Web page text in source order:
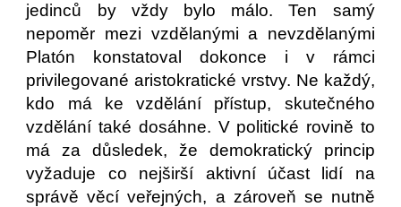
jedinců by vždy bylo málo. Ten samý
nepoměr mezi vzdělanými a nevzdělanými
Platón konstatoval dokonce i v rámci
privilegované aristokratické vrstvy. Ne každý,
kdo má ke vzdělání přístup, skutečného
vzdělání také dosáhne. V politické rovině to
má za důsledek, že demokratický princip
vyžaduje co nejširší aktivní účast lidí na
správě věcí veřejných, a zároveň se nutně